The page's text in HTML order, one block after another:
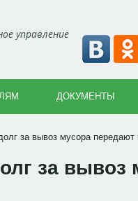
управление
ДОКУМЕНТЫ
за вывоз мусора передают
за